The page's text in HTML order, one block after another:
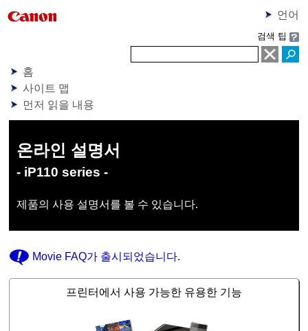
언어
검색 팁
홈
사이트 맵
먼저 읽을 내용
온라인 설명서
- iP110 series -
제품의 사용 설명서를 볼 수 있습니다.
Movie FAQ가 출시되었습니다.
프린터에서 사용 가능한 유용한 기능